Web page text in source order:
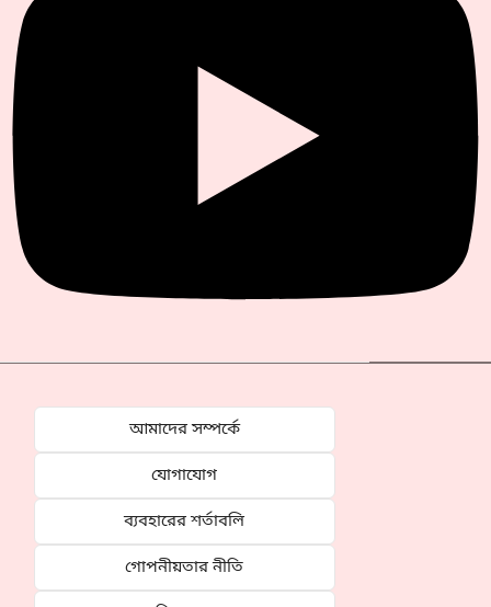
আমাদের সম্পর্কে
যোগাযোগ
ব্যবহারের শর্তাবলি
গোপনীয়তার নীতি